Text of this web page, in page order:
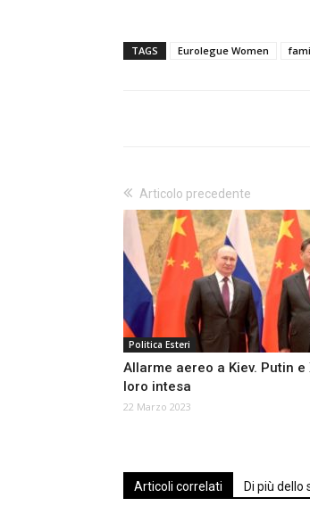
TAGS Eurolegue Women
Articolo precedente
Politica Esteri
Allarme aereo a Kiev. Putin
loro intesa
22 Marzo 2023
Articoli correlati Di più dello